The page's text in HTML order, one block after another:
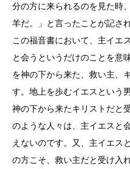
分の方に来られるのを見た時
羊だ。」と言ったことが記さ
この福音書において、主イエ
と会うというだけのことを意
を神の下から来た、救い主、
す。地上を歩むイエスという
神の下から来たキリストだと
のような人々は、主イエスと
えないのです。又、主イエス
の方こそ、救い主だと受け入